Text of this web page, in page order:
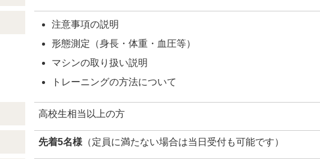
注意事項の説明
形態測定（身長・体重・血圧等）
マシンの取り扱い説明
トレーニングの方法について
高校生相当以上の方
先着5名様 （定員に満たない場合は当日受付も可能です）